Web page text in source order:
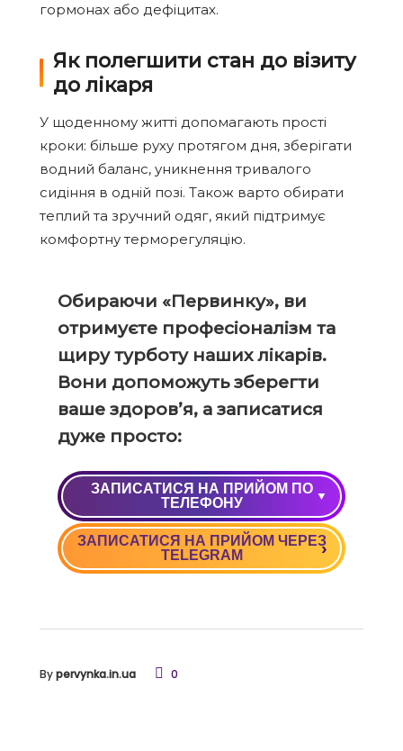
гормонах або дефіцитах.
Як полегшити стан до візиту
до лікаря
У щоденному житті допомагають прості
кроки: більше руху протягом дня, зберігати
водний баланс, уникнення тривалого
сидіння в одній позі. Також варто обирати
теплий та зручний одяг, який підтримує
комфортну терморегуляцію.
Обираючи «Первинку», ви
отримуєте професіоналізм та
щиру турботу наших лікарів.
Вони допоможуть зберегти
ваше здоров’я, а записатися
дуже просто:
ЗАПИСАТИСЯ НА ПРИЙОМ ПО
ТЕЛЕФОНУ
+38 (050) 037 09 90
ЗАПИСАТИСЯ НА ПРИЙОМ ЧЕРЕЗ
TELEGRAM
Bypervynka.in.ua 0